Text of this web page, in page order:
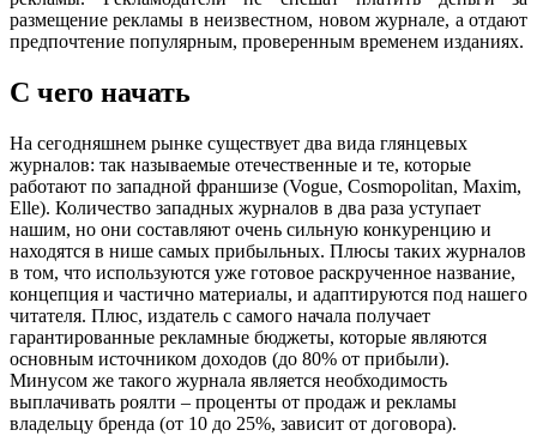
размещение рекламы в неизвестном, новом журнале, а отдают
предпочтение популярным, проверенным временем изданиях.
С чего начать
На сегодняшнем рынке существует два вида глянцевых
журналов: так называемые отечественные и те, которые
работают по западной франшизе (Vogue, Cosmopolitan, Maxim,
Elle). Количество западных журналов в два раза уступает
нашим, но они составляют очень сильную конкуренцию и
находятся в нише самых прибыльных. Плюсы таких журналов
в том, что используются уже готовое раскрученное название,
концепция и частично материалы, и адаптируются под нашего
читателя. Плюс, издатель с самого начала получает
гарантированные рекламные бюджеты, которые являются
основным источником доходов (до 80% от прибыли).
Минусом же такого журнала является необходимость
выплачивать роялти – проценты от продаж и рекламы
владельцу бренда (от 10 до 25%, зависит от договора).